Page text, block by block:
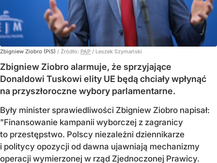
Zbigniew Ziobro (PiS) / Źródło: PAP / Leszek Szymański
Zbigniew Ziobro alarmuje, że sprzyjające
Donaldowi Tuskowi elity UE będą chciały wpłynąć
na przyszłoroczne wybory parlamentarne.
Były minister sprawiedliwości Zbigniew Ziobro napisał:
"Finansowanie kampanii wyborczej z zagranicy
to przestępstwo. Polscy niezależni dziennikarze
i politycy opozycji od dawna ujawniają mechanizmy
operacji wymierzonej w rząd Zjednoczonej Prawicy.